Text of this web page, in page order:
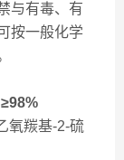
与有毒、有
按一般化学
氧羰基-2-硫